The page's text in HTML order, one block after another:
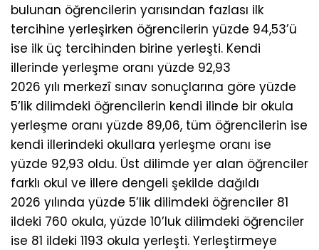
bulunan öğrencilerin yarısından fazlası ilk
tercihine yerleşirken öğrencilerin yüzde 94,53’ü
ise ilk üç tercihinden birine yerleşti. Kendi
illerinde yerleşme oranı yüzde 92,93
2026 yılı merkezî sınav sonuçlarına göre yüzde
5’lik dilimdeki öğrencilerin kendi ilinde bir okula
yerleşme oranı yüzde 89,06, tüm öğrencilerin ise
kendi illerindeki okullara yerleşme oranı ise
yüzde 92,93 oldu. Üst dilimde yer alan öğrenciler
farklı okul ve illere dengeli şekilde dağıldı
2026 yılında yüzde 5’lik dilimdeki öğrenciler 81
ildeki 760 okula, yüzde 10’luk dilimdeki öğrenciler
ise 81 ildeki 1193 okula yerleşti. Yerleştirmeye